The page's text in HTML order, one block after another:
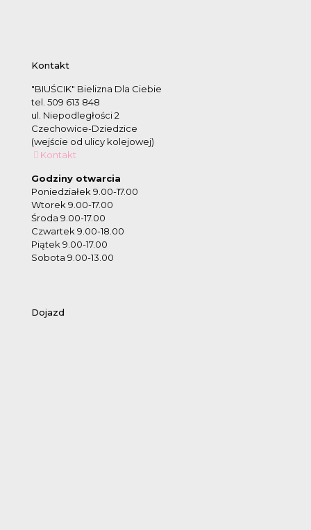
Kontakt
"BIUŚCIK" Bielizna Dla Ciebie
tel. 509 613 848
ul. Niepodległości 2
Czechowice-Dziedzice
(wejście od ulicy kolejowej)
Kontakt
Godziny otwarcia
Poniedziałek 9.00-17.00
Wtorek 9.00-17.00
Środa 9.00-17.00
Czwartek 9.00-18.00
Piątek 9.00-17.00
Sobota 9.00-13.00
Dojazd